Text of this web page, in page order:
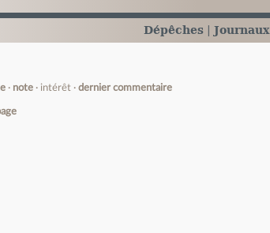
Dépêches Journaux
note intérêt dernier commentaire